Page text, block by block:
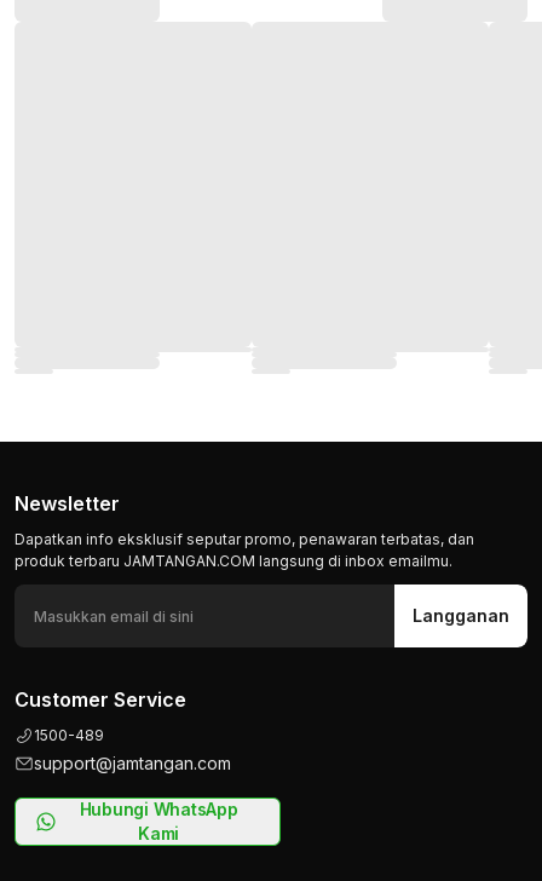
Newsletter
Dapatkan info eksklusif seputar promo, penawaran terbatas, dan
produk terbaru JAMTANGAN.COM langsung di inbox emailmu.
Langganan
Customer Service
1500-489
support@jamtangan.com
Hubungi WhatsApp
Kami